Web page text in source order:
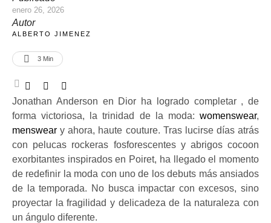
enero 26, 2026
Autor
ALBERTO JIMENEZ
3 Min
Jonathan Anderson en Dior ha logrado completar , de
forma victoriosa, la trinidad de la moda: womenswear,
mensweary ahora, haute couture. Tras lucirse días atrás
con pelucas rockeras fosforescentes y abrigos cocoon
exorbitantes inspirados en Poiret, ha llegado el momento
de redefinir la moda con uno de los debuts más ansiados
de la temporada. No busca impactar con excesos, sino
proyectar la fragilidad y delicadeza de la naturaleza con
un ángulo diferente.